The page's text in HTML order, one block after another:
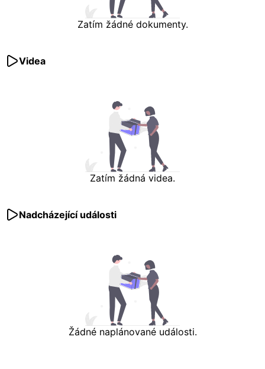
Zatím žádné dokumenty.
Videa
Zatím žádná videa.
Nadcházející události
Žádné naplánované události.